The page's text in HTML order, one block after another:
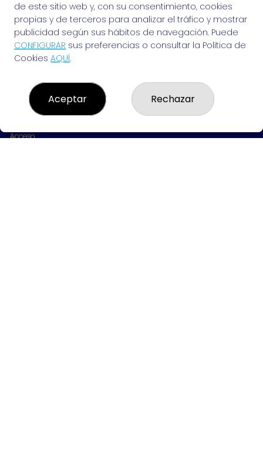
EL VENDEDOR DE SUEÑOS
¿Quiénes somos?
Resultados
Contacto
Empresas
Acceso
de este sitio web y, con su consentimiento, cookies
propias y de terceros para analizar el tráfico y mostrar
publicidad según sus hábitos de navegación. Puede
CONFIGURAR sus preferencias o consultar la Política de
Cookies AQUÍ.
Aceptar Rechazar